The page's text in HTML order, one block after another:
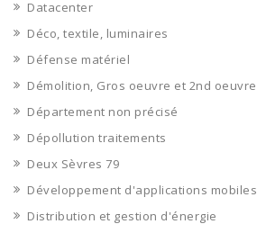
Datacenter
Déco, textile, luminaires
Défense matériel
Démolition, Gros oeuvre et 2nd oeuvre
Département non précisé
Dépollution traitements
Deux Sèvres 79
Développement d'applications mobiles
Distribution et gestion d'énergie